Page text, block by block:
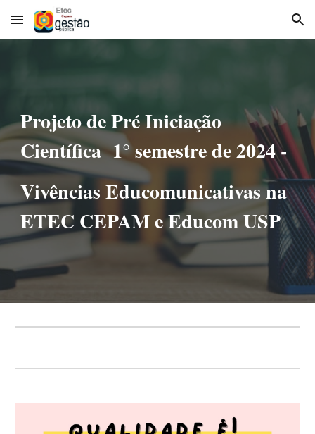
Skip to main content Skip to navigation
Projeto de Pré Iniciação
Científica 1° semestre de 2024 -
Vivências Educomunicativas na
ETEC CEPAM e Educom USP